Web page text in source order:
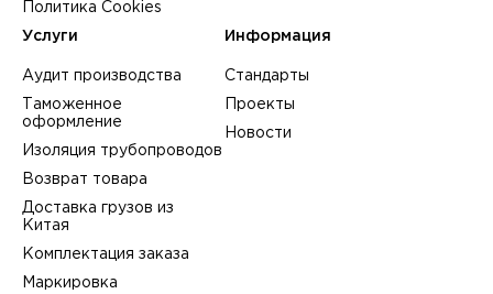
Политика Cookies
Услуги
Аудит производства
Таможенное
оформление
Изоляция трубопроводов
Возврат товара
Доставка грузов из
Китая
Комплектация заказа
Маркировка
Информация
Стандарты
Проекты
Новости